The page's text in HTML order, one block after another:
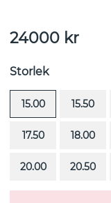
24000 kr
Storlek
15.00 15.50
17.50 18.00
20.00 20.50